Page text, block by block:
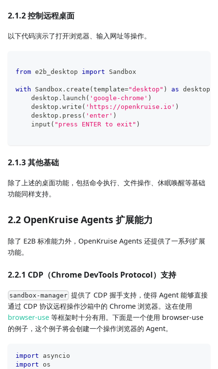
2.1.2 控制远程桌面
以下代码演示了打开浏览器、输入网址等操作。
from e2b_desktop import Sandbox
with Sandbox . create (template="desktop" ) as desktop
    desktop
. launch ( 'google-chrome' )
    desktop
. write ( 'https://openkruise.io' )
    desktop
. press ( 'enter' )
input ( "press ENTER to exit" )
2.1.3 其他基础
除了上述的桌面功能，包括命令执行、文件操作、休眠唤醒等基础
功能同样支持。
2.2 OpenKruise Agents 扩展能力
除了 E2B 标准能力外，OpenKruise Agents 还提供了一系列扩展
功能。
2.2.1 CDP（Chrome DevTools Protocol）支持
sandbox-manager 提供了 CDP 握手支持，使得 Agent 能够直接
通过 CDP 协议远程操作沙箱中的 Chrome 浏览器。这在使用
browser-use 等框架时十分有用。下面是一个使用 browser-use
的例子，这个例子将会创建一个操作浏览器的 Agent。
import asyncio
import os